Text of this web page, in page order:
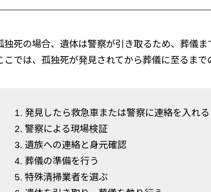
独死の場合、遺体は警察が引き取るため、葬儀
こでは、孤独死が発見されてから葬儀に至るまで
1. 発見したら救急車または警察に連絡を入れる
2. 警察による現場検証
3. 遺族への連絡と身元確認
4. 葬儀の準備を行う
5. 特殊清掃業者を選ぶ